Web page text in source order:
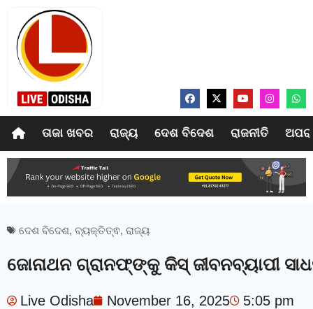
ତାଜା ଖବର ରାଜ୍ୟ ଦେଶ ବିଦେଶ ରାଜନୀତି
ଦେଶ ବିଦେଶ, ବ୍ୟକ୍ତିତ୍ଵ, ରାଜ୍ୟ
ଜୋନାଥନ ଗ୍ରାନଫ୍‍ଙ୍କୁ କିସ୍‍ ଜୀବନବ୍ୟାପୀ
Live Odisha November 16, 2025
5:05 pm